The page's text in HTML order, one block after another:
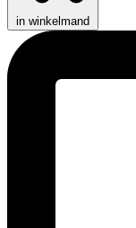
in winkelmand